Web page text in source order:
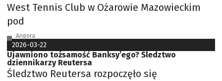
West Tennis Club w Ożarowie Mazowieckim
pod
Angora
2026-03-22
Ujawniono tożsamość Banksy’ego? Śledztwo
dziennikarzy Reutersa
Śledztwo Reutersa rozpoczęło się